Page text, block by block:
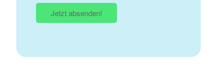
Jetzt absenden!